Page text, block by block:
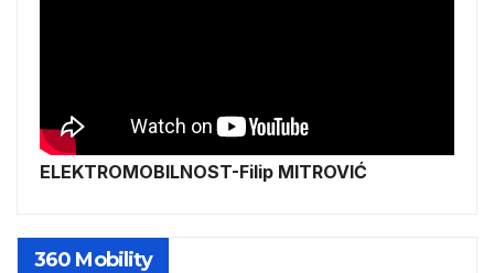
ELEKTROMOBILNOST-Filip MITROVIĆ
360 Mobility